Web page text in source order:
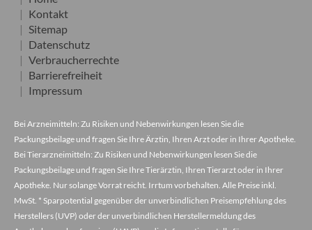
Kontakt
Sitemap
Datenschutz
Verbraucherrechte
Barrierefreiheit
Impressum
Bei Arzneimitteln: Zu Risiken und Nebenwirkungen lesen Sie die
Packungsbeilage und fragen Sie Ihre Ärztin, Ihren Arzt oder in Ihrer Apotheke.
Bei Tierarzneimitteln: Zu Risiken und Nebenwirkungen lesen Sie die
Packungsbeilage und fragen Sie Ihre Tierärztin, Ihren Tierarzt oder in Ihrer
Apotheke. Nur solange Vorrat reicht. Irrtum vorbehalten. Alle Preise inkl.
MwSt. * Sparpotential gegenüber der unverbindlichen Preisempfehlung des
Herstellers (UVP) oder der unverbindlichen Herstellermeldung des